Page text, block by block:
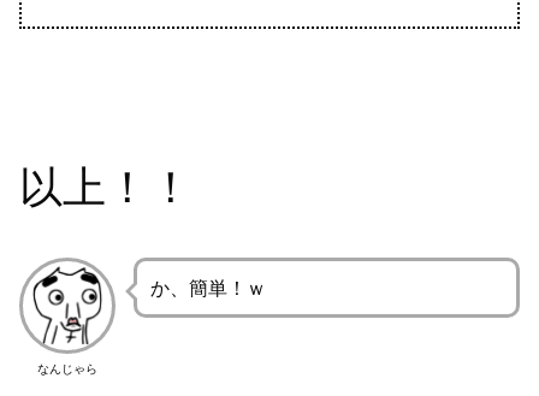
以上！！
なんじゃら
か、簡単！ｗ